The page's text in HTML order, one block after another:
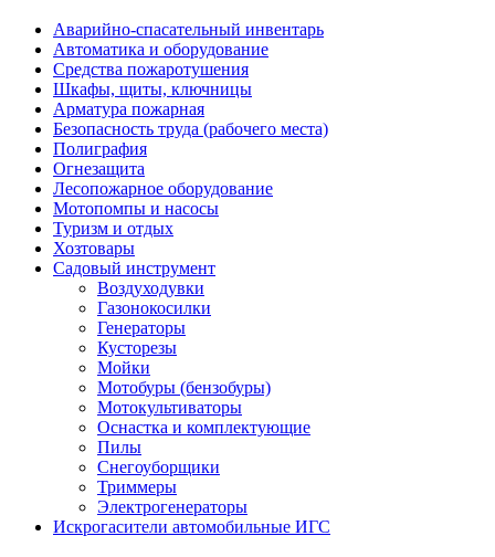
Аварийно-спасательный инвентарь
Автоматика и оборудование
Средства пожаротушения
Шкафы, щиты, ключницы
Арматура пожарная
Безопасность труда (рабочего места)
Полиграфия
Огнезащита
Лесопожарное оборудование
Мотопомпы и насосы
Туризм и отдых
Хозтовары
Садовый инструмент
Воздуходувки
Газонокосилки
Генераторы
Кусторезы
Мойки
Мотобуры (бензобуры)
Мотокультиваторы
Оснастка и комплектующие
Пилы
Снегоуборщики
Триммеры
Электрогенераторы
Искрогасители автомобильные ИГС